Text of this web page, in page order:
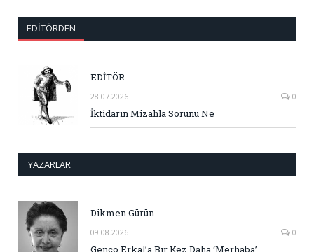
EDITÖRDEN
EDİTÖR
28.07.2026 0
İktidarın Mizahla Sorunu Ne
YAZARLAR
Dikmen Gürün
09.08.2026 0